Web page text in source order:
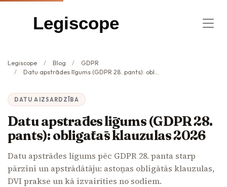
Legiscope
Legiscope Blog
GDPR
Datu apstrādes līgums (GDPR 28. pants): obligātās klauzulas 2026
DATU AIZSARDZĪBA
Datu apstrādes līgums (GDPR 28.
pants): obligātās klauzulas 2026
Datu apstrādes līgums pēc GDPR 28. panta starp
pārzini un apstrādātāju: astoņas obligātās klauzulas,
DVI prakse un kā izvairīties no sodiem.